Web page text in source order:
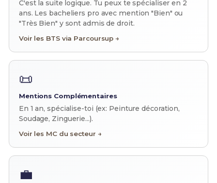
C'est la suite logique. Tu peux te spécialiser en 2
ans. Les bacheliers pro avec mention "Bien" ou
"Très Bien" y sont admis de droit.
Voir les BTS via Parcoursup →
📜
Mentions Complémentaires
En 1 an, spécialise-toi (ex: Peinture décoration,
Soudage, Zinguerie...).
Voir les MC du secteur →
💼